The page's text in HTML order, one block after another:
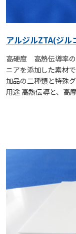
アルジルZTA(ジ
高硬度 高熱伝導率
ニアを添加した素材
加品の二種類と特殊
用途 高熱伝導と、高